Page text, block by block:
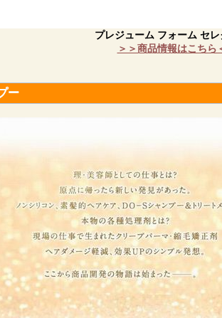
プレジューム フォーム セ
＞＞商品情報はこちら
ー